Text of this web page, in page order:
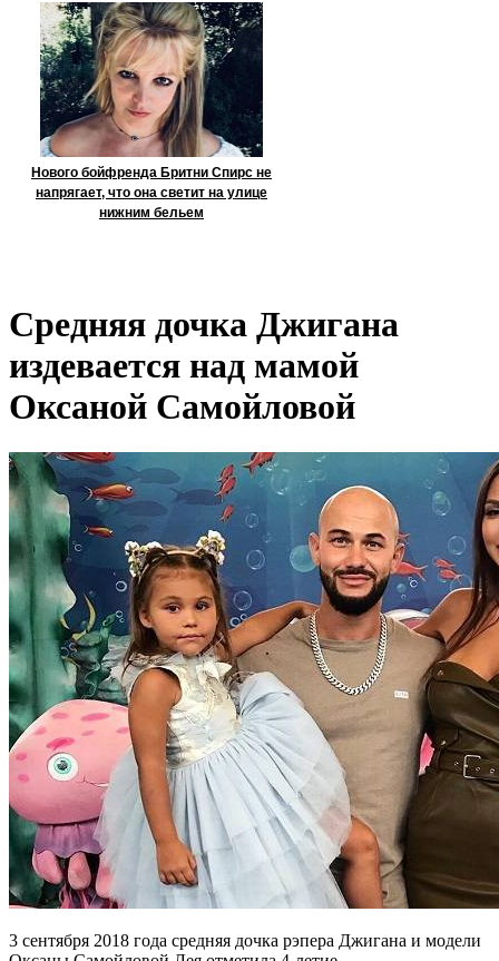
Нового бойфренда Бритни Спирс не
напрягает, что она светит на улице
нижним бельем
Средняя дочка Джигана
издевается над мамой
Оксаной Самойловой
3 сентября 2018 года средняя дочка рэпера Джигана и модели